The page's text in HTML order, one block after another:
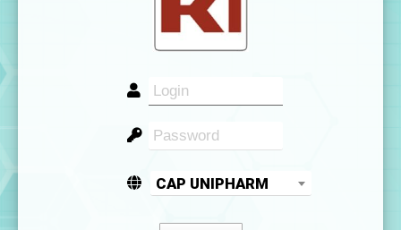
CAP UNIPHARM